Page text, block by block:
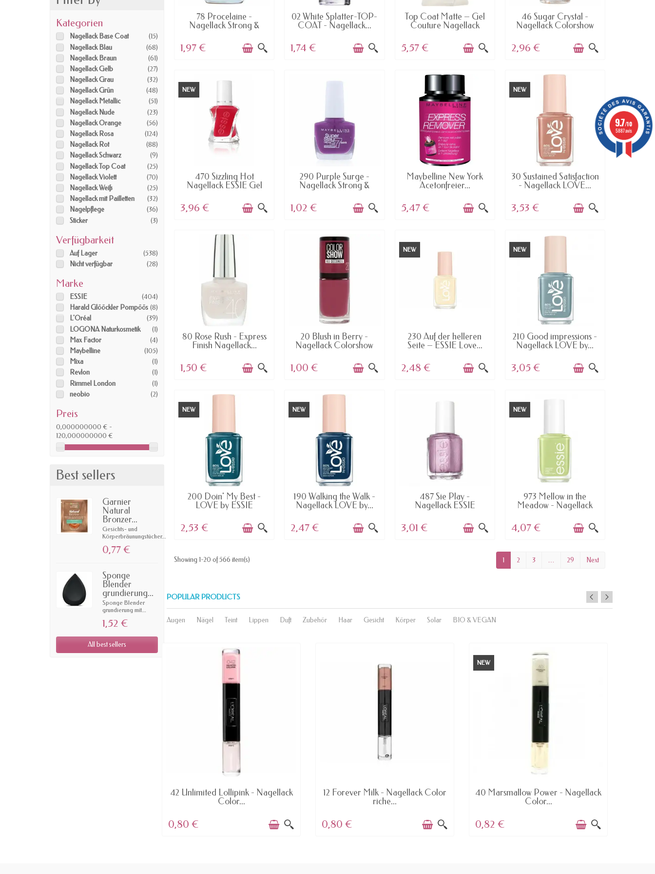
Kategorien
Nagellack Base Coat
(15)
Nagellack Blau
(68)
Nagellack Braun
(61)
Nagellack Gelb
(27)
Nagellack Grau
(32)
Nagellack Grün
(48)
Nagellack Metallic
(51)
Nagellack Nude
(23)
Nagellack Orange
(56)
Nagellack Rosa
(124)
Nagellack Rot
(88)
Nagellack Schwarz
(9)
Nagellack Top Coat
(25)
Nagellack Violett
(70)
Nagellack Weiß
(25)
Nagellack mit Pailletten
(32)
Nagelpflege
(36)
Sticker
(3)
Verfügbarkeit
Auf Lager
(538)
Nicht verfügbar
(28)
Marke
ESSIE
(404)
Harald Glööckler Pompöös (8)
L'Oréal
(39)
LOGONA Naturkosmetik
(1)
Max Factor
(4)
Maybelline
(105)
Mixa
(1)
Revlon
(1)
Rimmel London
(1)
neobio
(2)
Preis
0,000000000 € -
120,000000000 €
Best sellers
Garnier
Natural
Bronzer...
Gesichts- und
Körperbräunungstücher...
0,77 €
Sponge
Blender
grundierung...
Sponge Blender
grundierung mit...
1,52 €
All best sellers
AVAILABLE
78 Procelaine -
Nagellack Strong &
1,97 €
AVAILABLE
02 White Splatter-TOP-
COAT - Nagellack...
1,74 €
AVAILABLE
Top Coat Matte – Gel
Couture Nagellack
5,57 €
AVAILABLE
46 Sugar Crystal -
Nagellack Colorshow
2,96 €
NEW
AVAILABLE
470 Sizzling Hot
Nagellack ESSIE Gel
3,96 €
AVAILABLE
290 Purple Surge -
Nagellack Strong &
1,02 €
AVAILABLE
Maybelline New York
Acetonfreier...
5,47 €
NEW
AVAILABLE
30 Sustained Satisfaction
- Nagellack LOVE...
3,53 €
AVAILABLE
80 Rose Rush - Express
Finish Nagellack...
1,50 €
AVAILABLE
20 Blush in Berry -
Nagellack Colorshow
1,00 €
NEW
AVAILABLE
230 Auf der helleren
Seite – ESSIE Love...
2,48 €
NEW
AVAILABLE
210 Good impressions -
Nagellack LOVE by...
3,05 €
NEW
AVAILABLE
200 Doin' My Best -
LOVE by ESSIE
Nagellack
2,53 €
NEW
AVAILABLE
190 Walking the Walk -
Nagellack LOVE by...
2,47 €
AVAILABLE
487 Sie Play -
Nagellack ESSIE
3,01 €
NEW
AVAILABLE
973 Mellow in the
Meadow - Nagellack
4,07 €
Showing 1-20 of 566 item(s) 1 2 3 … 29 Next
POPULAR PRODUCTS
Augen Nägel Teint Lippen Duft Zubehör Haar Gesicht Körper Solar BIO & VEGAN
42 Unlimited Lollipink - Nagellack
Color...
0,80 €
12 Forever Milk - Nagellack Color
riche...
0,80 €
NEW
40 Marsmallow Power - Nagellack
Color...
0,82 €
9.7/10
5887 avis